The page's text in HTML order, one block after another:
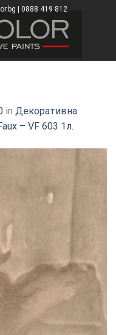
| 0888 419 812
in Декоративна
– VF 603 1л.